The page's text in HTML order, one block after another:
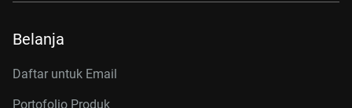
Belanja
Daftar untuk Email
Portofolio Produk